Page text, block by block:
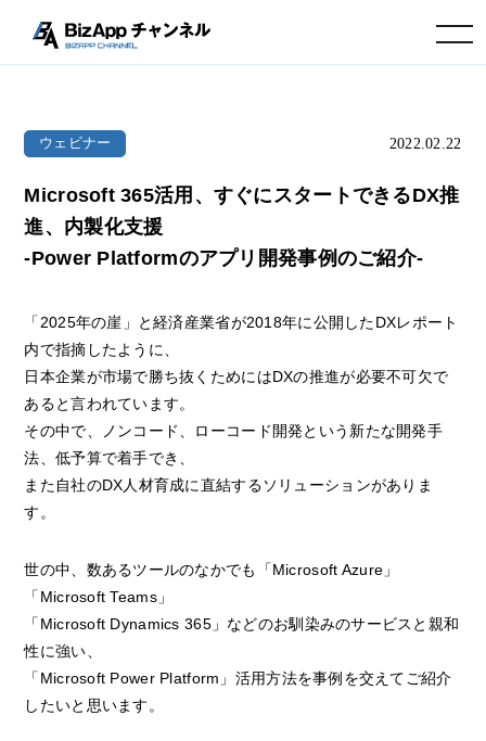
toggle navigation
ウェビナー 2022.02.22
Microsoft 365活用、すぐにスタートできるDX推
進、内製化支援
-Power Platformのアプリ開発事例のご紹介-
「2025年の崖」と経済産業省が2018年に公開したDXレポート
内で指摘したように、
日本企業が市場で勝ち抜くためにはDXの推進が必要不可欠で
あると言われています。
その中で、ノンコード、ローコード開発という新たな開発手
法、低予算で着手でき、
また自社のDX人材育成に直結するソリューションがありま
す。
世の中、数あるツールのなかでも「Microsoft Azure」
「Microsoft Teams」
「Microsoft Dynamics 365」などのお馴染みのサービスと親和
性に強い、
「Microsoft Power Platform」活用方法を事例を交えてご紹介
したいと思います。